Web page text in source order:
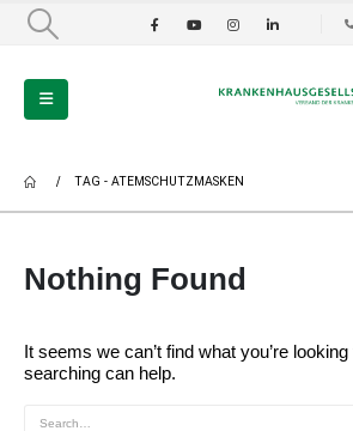
TAG - ATEMSCHUTZMASKEN
Nothing Found
It seems we can’t find what you’re
searching can help.